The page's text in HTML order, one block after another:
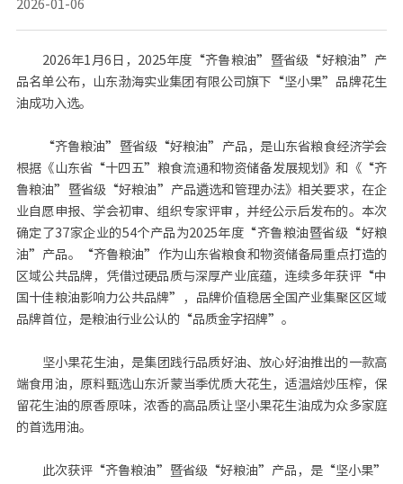
2026-01-06
2026年1月6日，2025年度“齐鲁粮油”暨省级“好粮油”产
品名单公布，山东渤海实业集团有限公司旗下“坚小果”品牌花生
油成功入选。
“齐鲁粮油”暨省级“好粮油”产品，是山东省粮食经济学会
根据《山东省“十四五”粮食流通和物资储备发展规划》和《“齐
鲁粮油”暨省级“好粮油”产品遴选和管理办法》相关要求，在企
业自愿申报、学会初审、组织专家评审，并经公示后发布的。本次
确定了37家企业的54个产品为2025年度“齐鲁粮油暨省级“好粮
油”产品。“齐鲁粮油”作为山东省粮食和物资储备局重点打造的
区域公共品牌，凭借过硬品质与深厚产业底蕴，连续多年获评“中
国十佳粮油影响力公共品牌”，品牌价值稳居全国产业集聚区区域
品牌首位，是粮油行业公认的“品质金字招牌”。
坚小果花生油，是集团践行品质好油、放心好油推出的一款高
端食用油，原料甄选山东沂蒙当季优质大花生，适温焙炒压榨，保
留花生油的原香原味，浓香的高品质让坚小果花生油成为众多家庭
的首选用油。
此次获评“齐鲁粮油”暨省级“好粮油”产品，是“坚小果”